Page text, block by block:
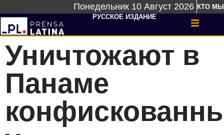
Понедельник 10 Август 2026 КТО МЫ
РУССКОЕ ИЗДАНИЕ
Уничтожают в
Панаме